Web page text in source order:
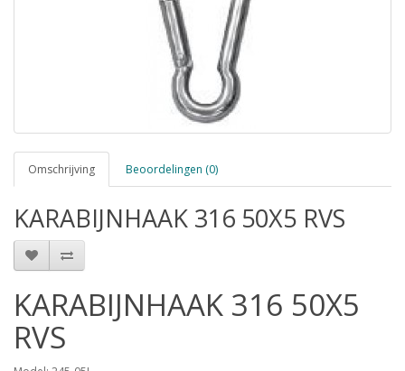
Omschrijving Beoordelingen (0)
KARABIJNHAAK 316 50X5 RVS
KARABIJNHAAK 316 50X5
RVS